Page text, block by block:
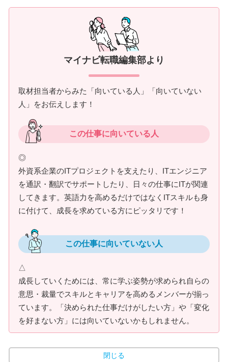
マイナビ転職編集部より
取材担当者からみた「向いている人」「向いていない
人」をお伝えします！
この仕事に向いている人
◎
外資系企業のITプロジェクトを支えたり、ITエンジニア
を通訳・翻訳でサポートしたり、日々の仕事にITが関連
してきます。英語力を高めるだけではなくITスキルも身
に付けて、成長を求めている方にピッタリです！
この仕事に向いていない人
△
成長していくためには、常に学ぶ姿勢が求められ自らの
意思・裁量でスキルとキャリアを高めるメンバーが揃っ
ています。「決められた仕事だけがしたい方」や「変化
を好まない方」には向いていないかもしれません。
閉じる